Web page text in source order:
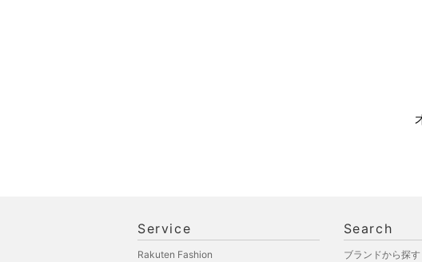
Service
Rakuten Fashion
Search
ブランドから探す